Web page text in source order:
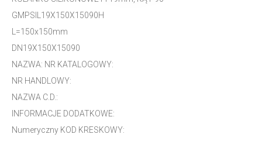
GMPSIL19X150X15090H
L=150x150mm
DN19X150X15090
NAZWA: NR KATALOGOWY:
NR HANDLOWY:
NAZWA C.D.:
INFORMACJE DODATKOWE:
Numeryczny KOD KRESKOWY: